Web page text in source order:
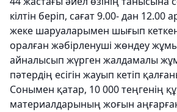
кілтін беріп, сағат 9.00- дан 12.00
жеке шаруаларымен шығып
оралған жәбірленуші жөндеу
айналысып жүрген жалдамалы
пәтердің есігін жауып кетіп
Сонымен қатар, 10 000 теңгенің
материалдарының жоғын